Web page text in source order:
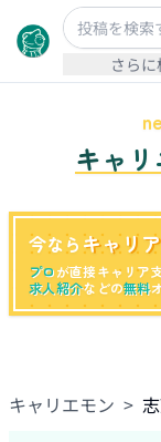
さら
キャ
今なら キャリ
プロが直接キャリア
求人紹介などの無料
キャリエモン >